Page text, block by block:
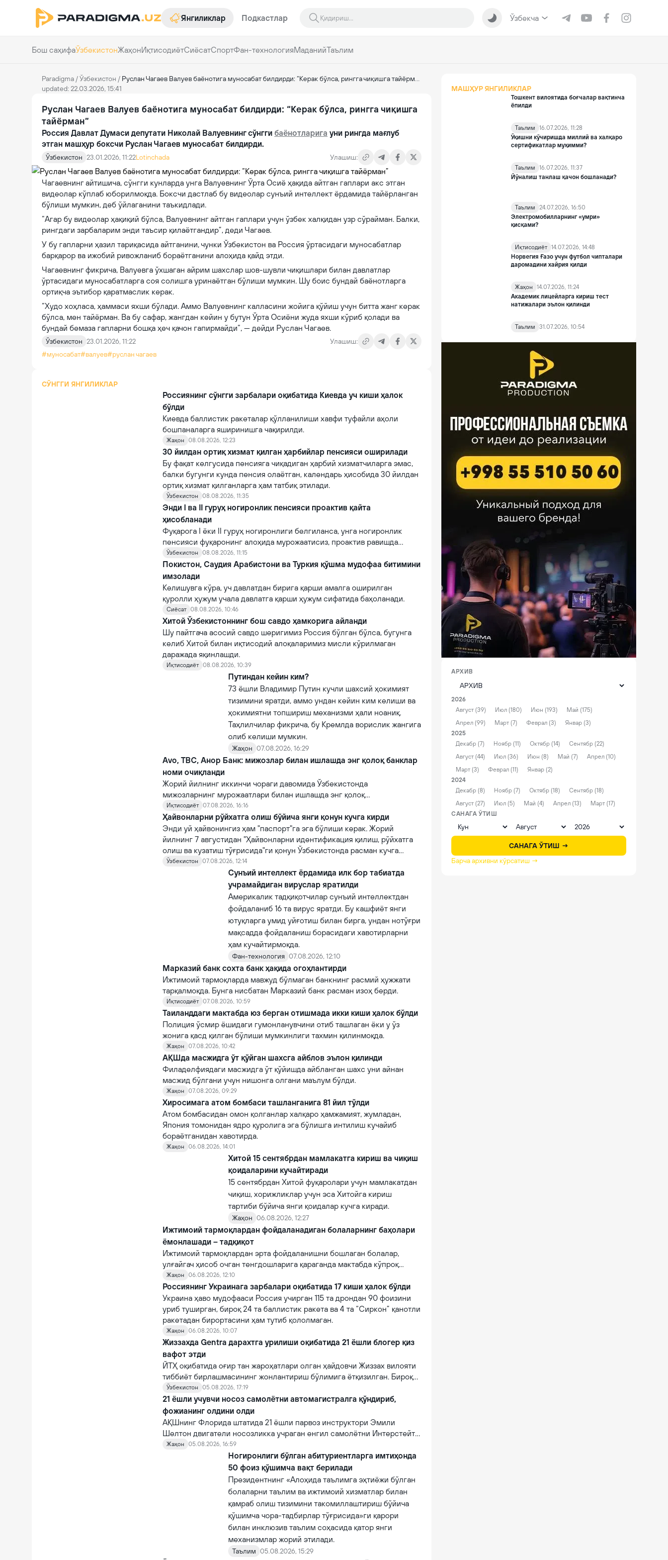
Янгиликлар Подкастлар Ўзбекча
Бош саҳифаЎзбекистонЖаҳонИқтисодиётСиёсатСпортФан-технологияМаданийТаълим
Paradigma /Ўзбекистон / Руслан Чагаев Валуев баёнотига муносабат билдирди: “Керак бўлса, рингга чиқишга тайёрман”
updated: 22.03.2026, 15:41
Руслан Чагаев Валуев баёнотига муносабат билдирди: “Керак бўлса, рингга чиқишга
тайёрман”
Россия Давлат Думаси депутати Николай Валуевнинг сўнгги баёнотларига уни рингда мағлуб
этган машҳур боксчи Руслан Чагаев муносабат билдирди.
Ўзбекистон 23.01.2026, 11:22Lotinchada Улашиш:
Чагаевнинг айтишича, сўнгги кунларда унга Валуевнинг Ўрта Осиё ҳақида айтган гаплари акс этган
видеолар кўплаб юборилмоқда. Боксчи дастлаб бу видеолар сунъий интеллект ёрдамида тайёрланган
бўлиши мумкин, деб ўйлаганини таъкидлади.
“Агар бу видеолар ҳақиқий бўлса, Валуевнинг айтган гаплари учун ўзбек халқидан узр сўрайман. Балки,
рингдаги зарбаларим энди таъсир қилаётгандир”, деди Чагаев.
У бу гапларни ҳазил тариқасида айтганини, чунки Ўзбекистон ва Россия ўртасидаги муносабатлар
барқарор ва ижобий ривожланиб бораётганини алоҳида қайд этди.
Чагаевнинг фикрича, Валуевга ўхшаган айрим шахслар шов-шувли чиқишлари билан давлатлар
ўртасидаги муносабатларга соя солишга уринаётган бўлиши мумкин. Шу боис бундай баёнотларга
ортиқча эътибор қаратмаслик керак.
“Худо хоҳласа, ҳаммаси яхши бўлади. Аммо Валуевнинг калласини жойига қўйиш учун битта жанг керак
бўлса, мен тайёрман. Ва бу сафар, жангдан кейин у бутун Ўрта Осиёни жуда яхши кўриб қолади ва
бундай бемаза гапларни бошқа ҳеч қачон гапирмайди”, — дейди Руслан Чагаев.
Ўзбекистон 23.01.2026, 11:22
Улашиш:
#муносабат#валуев#руслан чагаев
СЎНГГИ ЯНГИЛИКЛАР
Россиянинг сўнгги зарбалари оқибатида Киевда уч киши ҳалок
бўлди
Киевда баллистик ракеталар қўлланилиши хавфи туфайли аҳоли
бошпаналарга яширинишга чақирилди.
Жаҳон 08.08.2026, 12:23
30 йилдан ортиқ хизмат қилган ҳарбийлар пенсияси оширилади
Бу фақат келгусида пенсияга чиқадиган ҳарбий хизматчиларга эмас,
балки бугунги кунда пенсия олаётган, календарь ҳисобида 30 йилдан
ортиқ хизмат қилганларга ҳам татбиқ этилади.
Ўзбекистон 08.08.2026, 11:35
Энди I ва II гуруҳ ногиронлик пенсияси проактив қайта
ҳисобланади
Фуқарога I ёки II гуруҳ ногиронлиги белгиланса, унга ногиронлик
пенсияси фуқаронинг алоҳида мурожаатисиз, проактив равишда
тайинланади.
Ўзбекистон 08.08.2026, 11:15
Покистон, Саудия Арабистони ва Туркия қўшма мудофаа битимини
имзолади
Келишувга кўра, уч давлатдан бирига қарши амалга оширилган
қуролли ҳужум учала давлатга қарши ҳужум сифатида баҳоланади.
Сиёсат 08.08.2026, 10:46
Хитой Ўзбекистоннинг бош савдо ҳамкорига айланди
Шу пайтгача асосий савдо шеригимиз Россия бўлган бўлса, бугунга
келиб Хитой билан иқтисодий алоқаларимиз мисли кўрилмаган
даражада яқинлашди.
Иқтисодиёт 08.08.2026, 10:39
Путиндан кейин ким?
73 ёшли Владимир Путин кучли шахсий ҳокимият
тизимини яратди, аммо ундан кейин ким келиши ва
ҳокимиятни топшириш механизми ҳали ноаниқ.
Таҳлилчилар фикрича, бу Кремлда ворислик жангига
олиб келиши мумкин.
Жаҳон 07.08.2026, 16:29
Avo, TBC, Анор Банк: мижозлар билан ишлашда энг қолоқ банклар
номи очиқланди
Жорий йилнинг иккинчи чораги давомида Ўзбекистонда
мижозларнинг мурожаатлари билан ишлашда энг қолоқ
кўрсаткичларга эга 10 та тижорий банклар рўйхати очиқланган.
Иқтисодиёт 07.08.2026, 16:16
Ҳайвонларни рўйхатга олиш бўйича янги қонун кучга кирди
Энди уй ҳайвонингиз ҳам "паспорт"га эга бўлиши керак. Жорий
йилнинг 7 августидан "Ҳайвонларни идентификация қилиш, рўйхатга
олиш ва кузатиш тўғрисида"ги қонун Ўзбекистонда расман кучга
кирди.
Ўзбекистон 07.08.2026, 12:14
Сунъий интеллект ёрдамида илк бор табиатда
учрамайдиган вируслар яратилди
Америкалик тадқиқотчилар сунъий интеллектдан
фойдаланиб 16 та вирус яратди. Бу кашфиёт янги
ютуқларга умид уйғотиш билан бирга, ундан нотўғри
мақсадда фойдаланиш борасидаги хавотирларни
ҳам кучайтирмоқда.
Фан-технология 07.08.2026, 12:10
Марказий банк сохта банк ҳақида огоҳлантирди
Ижтимоий тармоқларда мавжуд бўлмаган банкнинг расмий ҳужжати
тарқалмоқда. Бунга нисбатан Марказий банк расман изоҳ берди.
Иқтисодиёт 07.08.2026, 10:59
Таиланддаги мактабда юз берган отишмада икки киши ҳалок бўлди
Полиция ўсмир ёшидаги гумонланувчини отиб ташлаган ёки у ўз
жонига қасд қилган бўлиши мумкинлиги тахмин қилинмоқда.
Жаҳон 07.08.2026, 10:42
АҚШда масжидга ўт қўйган шахсга айблов эълон қилинди
Филаделфиядаги масжидга ўт қўйишда айбланган шахс уни айнан
масжид бўлгани учун нишонга олгани маълум бўлди.
Жаҳон 07.08.2026, 09:29
Хиросимага атом бомбаси ташланганига 81 йил тўлди
Атом бомбасидан омон қолганлар халқаро ҳамжамият, жумладан,
Япония томонидан ядро қуролига эга бўлишга интилиш кучайиб
бораётганидан хавотирда.
Жаҳон 06.08.2026, 14:01
Хитой 15 сентябрдан мамлакатга кириш ва чиқиш
қоидаларини кучайтиради
15 сентябрдан Хитой фуқаролари учун мамлакатдан
чиқиш, хорижликлар учун эса Хитойга кириш
тартиби бўйича янги қоидалар кучга киради.
Жаҳон 06.08.2026, 12:27
Ижтимоий тармоқлардан фойдаланадиган болаларнинг баҳолари
ёмонлашади – тадқиқот
Ижтимоий тармоқлардан эрта фойдаланишни бошлаган болалар,
улғайгач ҳисоб очган тенгдошларига қараганда мактабда кўпроқ
қийналишади.
Жаҳон 06.08.2026, 12:10
Россиянинг Украинага зарбалари оқибатида 17 киши ҳалок бўлди
Украина ҳаво мудофааси Россия учирган 115 та дрондан 90 фоизини
уриб туширган, бироқ 24 та баллистик ракета ва 4 та “Сиркон” қанотли
ракетадан бирортасини ҳам тутиб қололмаган.
Жаҳон 06.08.2026, 10:07
Жиззахда Gentra дарахтга урилиши оқибатида 21 ёшли блогер қиз
вафот этди
ЙТҲ оқибатида оғир тан жароҳатлари олган ҳайдовчи Жиззах вилояти
тиббиёт бирлашмасининг жонлантириш бўлимига ётқизилган. Бироқ
шифокорлар томонидан кўрсатилган тиббий муолажаларга
қарамасдан, у вафот этган.
Ўзбекистон 05.08.2026, 17:19
21 ёшли учувчи носоз самолётни автомагистралга қўндириб,
фожианинг олдини олди
АҚШнинг Флорида штатида 21 ёшли парвоз инструктори Эмили
Шелтон двигатели носозликка учраган енгил самолётни Интерстейт
10 автомагистралига муваффақиятли қўндириб, эҳтимолий йирик
фожианинг олдини олди.
Жаҳон 05.08.2026, 16:59
Ногиронлиги бўлган абитуриентларга имтиҳонда
50 фоиз қўшимча вақт берилади
Президентнинг «Алоҳида таълимга эҳтиёжи бўлган
болаларни таълим ва ижтимоий хизматлар билан
қамраб олиш тизимини такомиллаштириш бўйича
қўшимча чора-тадбирлар тўғрисида»ги қарори
билан инклюзив таълим соҳасида қатор янги
механизмлар жорий этилади.
Таълим 05.08.2026, 15:29
МАШҲУР ЯНГИЛИКЛАР
Тошкент вилоятида боғчалар вақтинча
ёпилди
Таълим
16.07.2026, 11:28
Ўқишни кўчиришда миллий ва халқаро
сертификатлар муҳимми?
Таълим
16.07.2026, 11:37
Йўналиш танлаш қачон бошланади?
Таълим
24.07.2026, 16:50
Электромобилларнинг «умри»
қисқами?
Иқтисодиёт 14.07.2026, 14:48
Норвегия Ғазо учун футбол чипталари
даромадини хайрия қилди
Жаҳон
14.07.2026, 11:24
Академик лицейларга кириш тест
натижалари эълон қилинди
Таълим 31.07.2026, 10:54
АРХИВ
2026
Август (39)
Июл (180) Июн (193)
Май (175)
Апрел (99)
Март (7) Феврал (3)
Январ (3)
2025
Декабр (7)
Ноябр (11) Октябр (14)
Сентябр (22)
Август (44)
Июл (36) Июн (8) Май (7)
Апрел (10)
Март (3)
Феврал (11)
Январ (2)
2024
Декабр (8)
Ноябр (7) Октябр (18)
Сентябр (18)
Август (27)
Июл (5) Май (4) Апрел (13)
Март (17)
САНАГА ЎТИШ
САНАГА ЎТИШ →
Барча архивни кўрсатиш →